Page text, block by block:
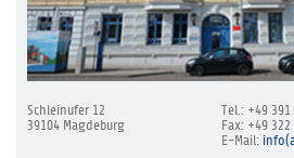
Schleinufer 12
39104 Magdeburg
Tel.: +49 391
Fax: +49
E-Mail: